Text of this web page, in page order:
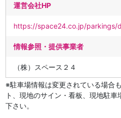
運営会社HP
https://space24.co.jp/parkings/
情報参照・提供事業者
（株）スペース２４
※駐車場情報は変更されている場合
ト、現地のサイン・看板、現地駐
下さい。